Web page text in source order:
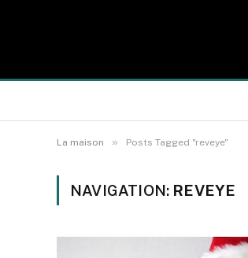
La maison » Posts Tagged "reveye"
NAVIGATION: REVEYE